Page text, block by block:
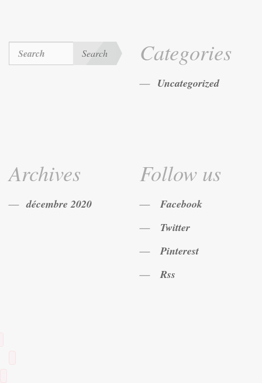
Search Categories
Uncategorized
Archives
décembre 2020
Follow us
Facebook
Twitter
Pinterest
Rss